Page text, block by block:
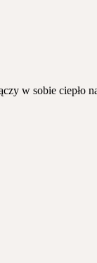
w sobie ciepło